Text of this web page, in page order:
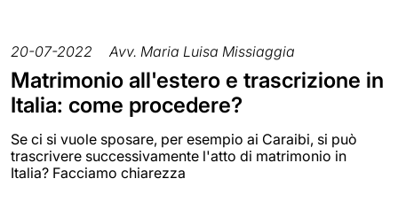
20-07-2022 Avv. Maria Luisa Missiaggia
Matrimonio all'estero e trascrizione in
Italia: come procedere?
Se ci si vuole sposare, per esempio ai Caraibi, si può
trascrivere successivamente l'atto di matrimonio in
Italia? Facciamo chiarezza